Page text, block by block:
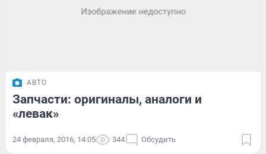
АВТО
Запчасти: оригиналы, аналоги и
«левак»
24 февраля, 2016, 14:05 344 Обсудить